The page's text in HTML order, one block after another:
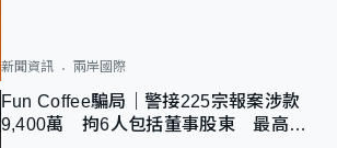
新聞資訊 兩岸國際
Fun Coffee騙局｜警接225宗報案涉款
9,400萬 拘6人包括董事股東 最高金